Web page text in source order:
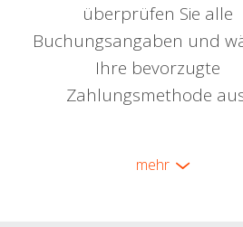
überprüfen Sie alle
Buchungsangaben und
Ihre bevorzugte
Zahlungsmethode
mehr